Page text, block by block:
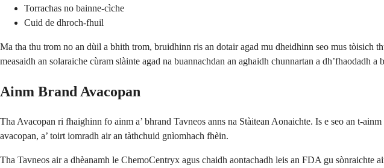
Torrachas no bainne-cìche
Cuid de dhroch-fhuil
Ma tha thu trom no an dùil a bhith trom, bruidhinn ris an dotair agad mu dheidhinn seo mus tòisich
measaidh an solaraiche cùram slàinte agad na buannachdan an aghaidh chunnartan a dh’fhaodadh
Ainm Brand Avacopan
Tha Avacopan ri fhaighinn fo ainm a’ bhrand Tavneos anns na Stàitean Aonaichte. Is e seo an t-
avacopan, a’ toirt iomradh air an tàthchuid gnìomhach fhèin.
Tha Tavneos air a dhèanamh le ChemoCentryx agus chaidh aontachadh leis an FDA gu sònraichte